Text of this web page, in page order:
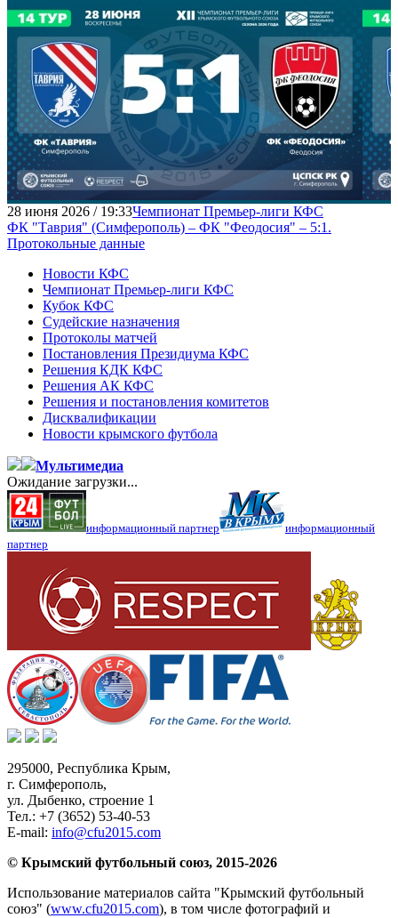
28 июня 2026 / 19:33Чемпионат Премьер-лиги КФС
ФК "Таврия" (Симферополь) – ФК "Феодосия" – 5:1.
Протокольные данные
Новости КФС
Чемпионат Премьер-лиги КФС
Кубок КФС
Судейские назначения
Протоколы матчей
Постановления Президиума КФС
Решения КДК КФС
Решения АК КФС
Решения и постановления комитетов
Дисквалификации
Новости крымского футбола
Мультимедиа
Ожидание загрузки...
информационный партнер
информационный
партнер
295000, Республика Крым,
г. Симферополь,
ул. Дыбенко, строение 1
Тел.: +7 (3652) 53-40-53
E-mail: info@cfu2015.com
© Крымский футбольный союз, 2015-2026
Использование материалов сайта "Крымский футбольный
союз" (www.cfu2015.com), в том числе фотографий и